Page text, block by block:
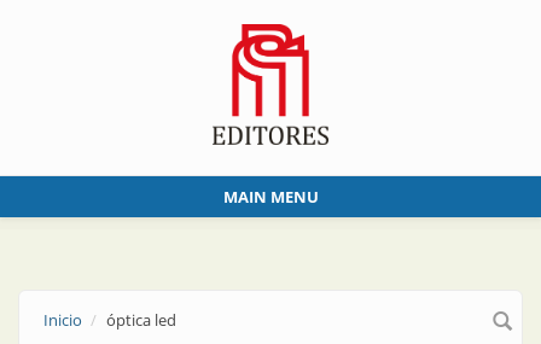
MAIN MENU
Inicio óptica led